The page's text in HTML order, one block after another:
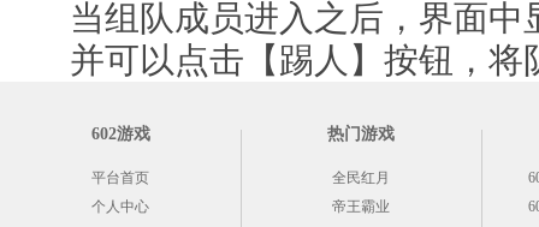
当组队成员进入之后，界面中
并可以点击【踢人】按钮，将
602游戏
平台首页
个人中心
热门游戏
全民红月
帝王霸业